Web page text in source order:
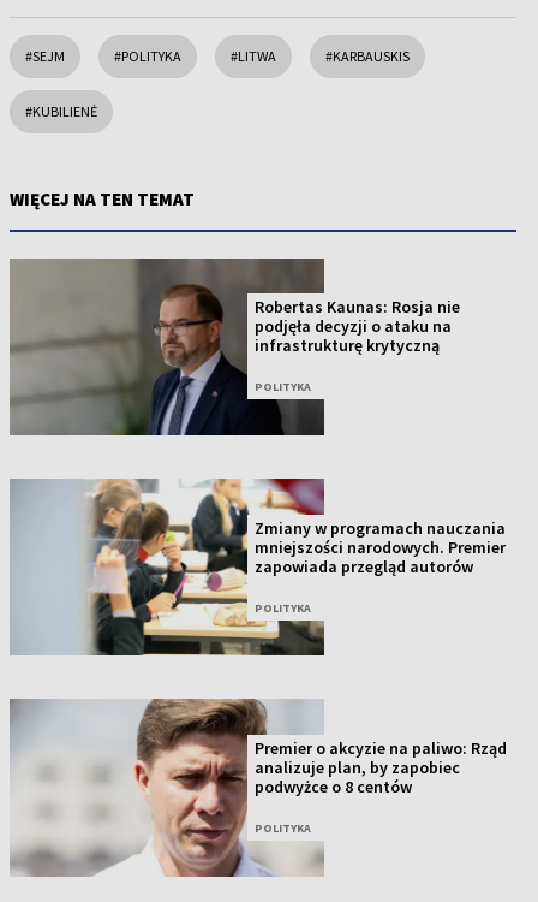
#SEJM #POLITYKA #LITWA #KARBAUSKIS
#KUBILIENĖ
WIĘCEJ NA TEN TEMAT
Robertas Kaunas: Rosja nie
podjęła decyzji o ataku na
infrastrukturę krytyczną
POLITYKA
Zmiany w programach nauczania
mniejszości narodowych. Premier
zapowiada przegląd autorów
POLITYKA
Premier o akcyzie na paliwo: Rząd
analizuje plan, by zapobiec
podwyżce o 8 centów
POLITYKA